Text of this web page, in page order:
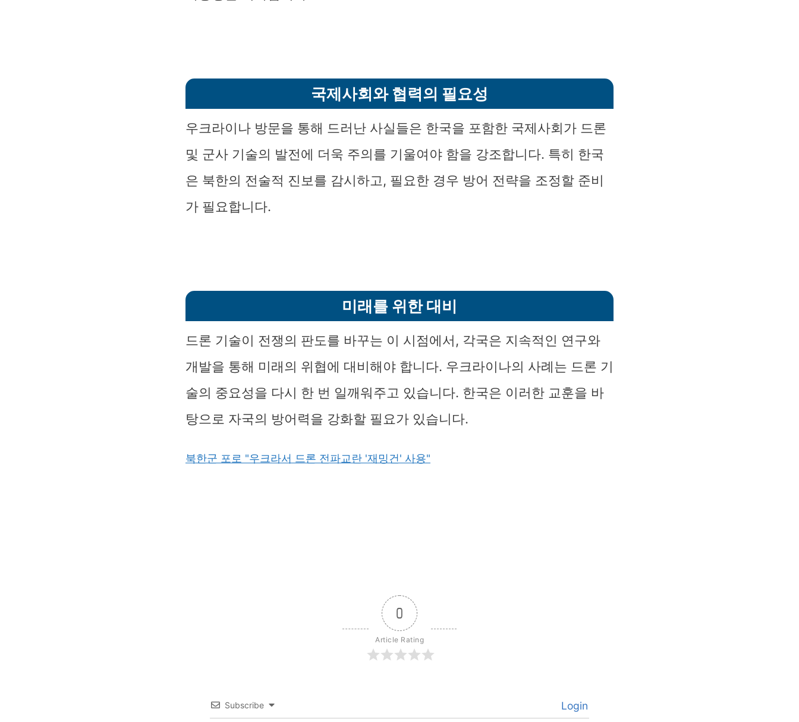
국제사회와 협력의 필요성
우크라이나 방문을 통해 드러난 사실들은 한국을 포함한 국제사회가 드론
및 군사 기술의 발전에 더욱 주의를 기울여야 함을 강조합니다. 특히 한국
은 북한의 전술적 진보를 감시하고, 필요한 경우 방어 전략을 조정할 준비
가 필요합니다.
미래를 위한 대비
드론 기술이 전쟁의 판도를 바꾸는 이 시점에서, 각국은 지속적인 연구와
개발을 통해 미래의 위협에 대비해야 합니다. 우크라이나의 사례는 드론 기
술의 중요성을 다시 한 번 일깨워주고 있습니다. 한국은 이러한 교훈을 바
탕으로 자국의 방어력을 강화할 필요가 있습니다.
북한군 포로 "우크라서 드론 전파교란 '재밍건' 사용"
0
Article Rating
Subscribe Login